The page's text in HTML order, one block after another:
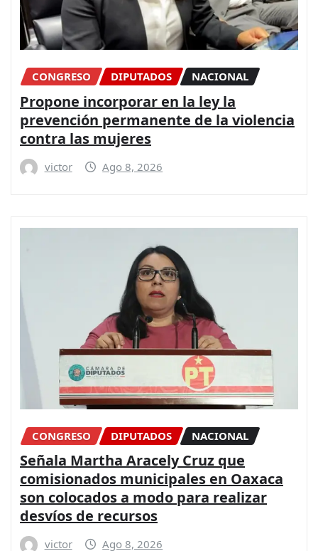
CONGRESO DIPUTADOS NACIONAL
Propone incorporar en la ley la
prevención permanente de la violencia
contra las mujeres
victor Ago 8, 2026
CONGRESO DIPUTADOS NACIONAL
Señala Martha Aracely Cruz que
comisionados municipales en Oaxaca
son colocados a modo para realizar
desvíos de recursos
victor Ago 8, 2026